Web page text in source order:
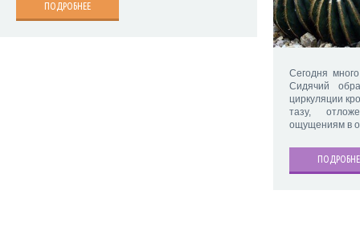
ПОДРОБНЕЕ
Сегодня
Сидячий
циркуляции
тазу,
ощущениям в